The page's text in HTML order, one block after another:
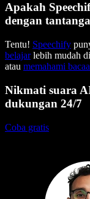
Apakah
dengan
Tentu! Speechify
belajarlebih mudah
atau memahami
Nikmati suara
dukungan 24/7
Coba gratis